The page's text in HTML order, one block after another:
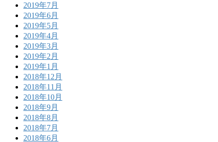
2019年7月
2019年6月
2019年5月
2019年4月
2019年3月
2019年2月
2019年1月
2018年12月
2018年11月
2018年10月
2018年9月
2018年8月
2018年7月
2018年6月